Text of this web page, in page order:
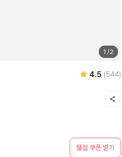
1 /2
4.5 (544)
웰컴 쿠폰 받기